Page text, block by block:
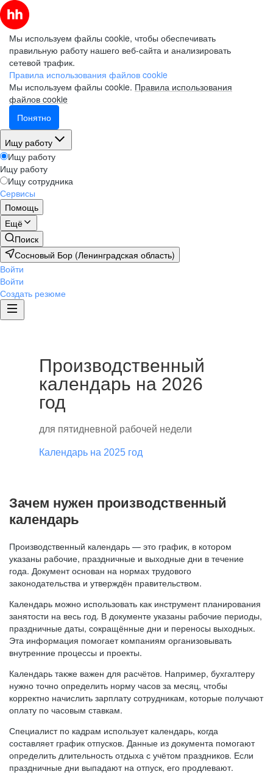
Мы используем файлы cookie, чтобы обеспечивать
правильную работу нашего веб-сайта и анализировать
сетевой трафик.
Правила использования файлов cookie
Мы используем файлы cookie. Правила использования
файлов cookie
Понятно
Ищу работу
Ищу работу
Ищу работу
Ищу сотрудника
Сервисы
Помощь
Ещё
Поиск
Сосновый Бор (Ленинградская область)
Войти
Войти
Создать резюме
Производственный
календарь на 2026
год
для пятидневной рабочей недели
Календарь на 2025 год
Зачем нужен производственный
календарь
Производственный календарь — это график, в котором
указаны рабочие, праздничные и выходные дни в течение
года. Документ основан на нормах трудового
законодательства и утверждён правительством.
Календарь можно использовать как инструмент планирования
занятости на весь год. В документе указаны рабочие периоды,
праздничные даты, сокращённые дни и переносы выходных.
Эта информация помогает компаниям организовывать
внутренние процессы и проекты.
Календарь также важен для расчётов. Например, бухгалтеру
нужно точно определить норму часов за месяц, чтобы
корректно начислить зарплату сотрудникам, которые получают
оплату по часовым ставкам.
Специалист по кадрам использует календарь, когда
составляет график отпусков. Данные из документа помогают
определить длительность отдыха с учётом праздников. Если
праздничные дни выпадают на отпуск, его продлевают.